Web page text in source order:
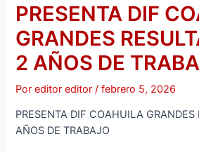
PRESENTA DIF
GRANDES
2 AÑOS DE
Poreditor editor/febrero 5, 2026
PRESENTA DIF COAHUILA GRANDES
AÑOS DE TRABAJO